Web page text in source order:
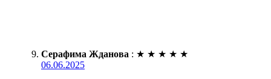
Серафима Жданова : ★ ★ ★ ★ ★
06.06.2025